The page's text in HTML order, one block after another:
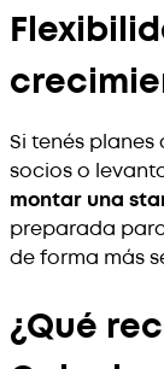
Si tenés
socios o
montar una
preparada
de forma más
¿Qué